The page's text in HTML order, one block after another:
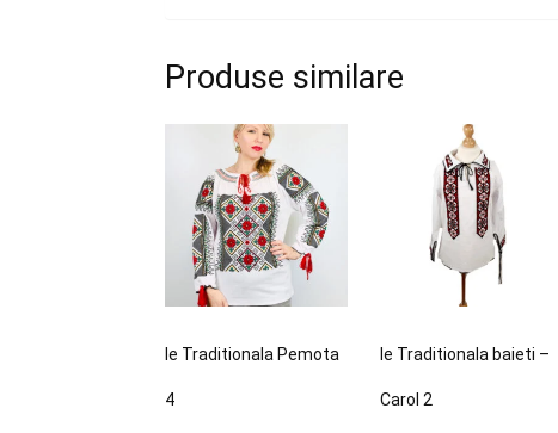
Produse similare
Ie Traditionala Pemota
4
Ie Traditionala baieti –
Carol 2